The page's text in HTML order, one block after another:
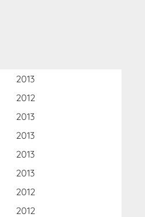
2013
2012
2013
2013
2013
2013
2012
2012